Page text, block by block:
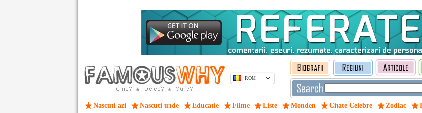
ROM
Nascuti azi Nascuti unde Educatie Filme Liste Monden Citate Celebre Zodiac